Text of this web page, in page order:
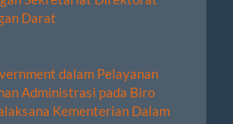
Darat
dalam Pelayanan
Administrasi pada Biro
Kementerian Dalam